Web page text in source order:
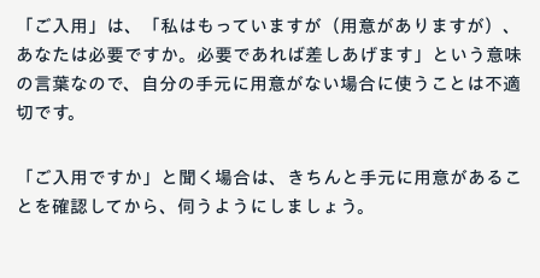
「ご入用」は、「私はもっていますが（用意がありますが）、
あなたは必要ですか。必要であれば差しあげます」という意味
の言葉なので、自分の手元に用意がない場合に使うことは不適
切です。
「ご入用ですか」と聞く場合は、きちんと手元に用意があるこ
とを確認してから、伺うようにしましょう。